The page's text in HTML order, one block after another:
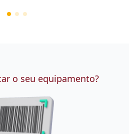
o seu equipamento?